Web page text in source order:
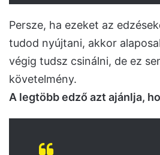
Persze, ha ezeket az
tudod nyújtani, akkor
végig tudsz csinálni, de ez
követelmény.
A legtöbb edző azt ajánlja,